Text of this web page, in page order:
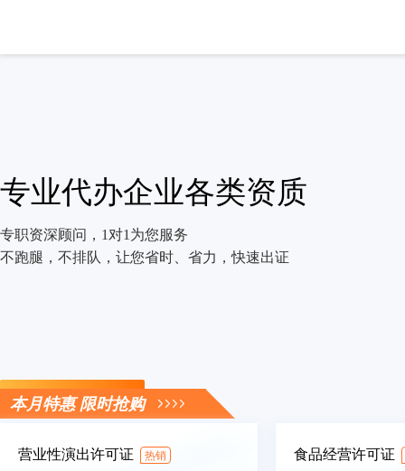
专业代办企业各类资质
专职资深顾问，1对1为您服务
不跑腿，不排队，让您省时、省力，快速出证
立即咨询
本月特惠 限时抢购
营业性演出许可证 热销 食品经营许可证